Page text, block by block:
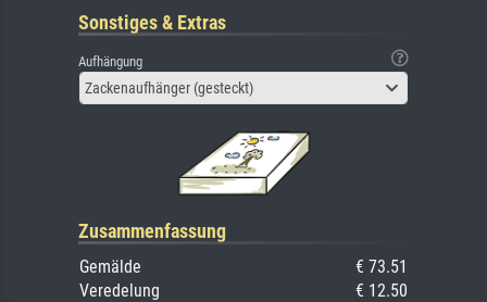
Sonstiges & Extras
Aufhängung
Zackenaufhänger (gesteckt)
Zusammenfassung
Gemälde
€ 73.51
Veredelung
€ 12.50